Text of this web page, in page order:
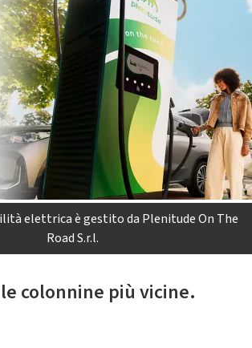
elettrica è gestito da Plenitude On The
Road S.r.l.
colonnine più vicine.